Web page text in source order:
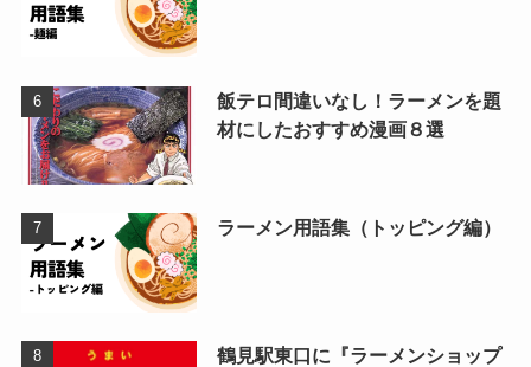
飯テロ間違いなし！ラーメンを題
材にしたおすすめ漫画８選
ラーメン用語集（トッピング編）
鶴見駅東口に『ラーメンショップ